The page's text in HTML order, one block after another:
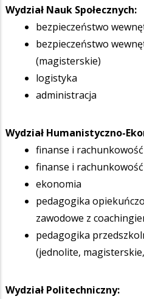
Wydział Nauk Społecznych:
bezpieczeństwo
bezpieczeństwo
(magisterskie)
logistyka
administracja
Wydział Humanistyczno-
finanse i rachunkowość
finanse i
ekonomia
pedagogika
zawodowe z
pedagogika
(jednolite,
Wydział Politechniczny: